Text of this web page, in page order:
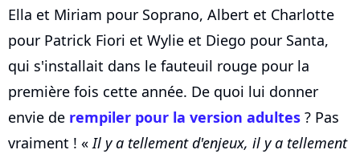
Ella et Miriam pour Soprano, Albert et Charlotte
pour Patrick Fiori et Wylie et Diego pour Santa,
qui s'installait dans le fauteuil rouge pour la
première fois cette année. De quoi lui donner
envie de rempiler pour la version adultes ? Pas
vraiment ! «Il y a tellement d'enjeux, il y a tellement